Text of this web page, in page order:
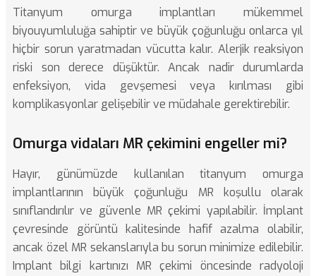
Titanyum omurga implantları mükemmel
biyouyumluluğa sahiptir ve büyük çoğunluğu onlarca yıl
hiçbir sorun yaratmadan vücutta kalır. Alerjik reaksiyon
riski son derece düşüktür. Ancak nadir durumlarda
enfeksiyon, vida gevşemesi veya kırılması gibi
komplikasyonlar gelişebilir ve müdahale gerektirebilir.
Omurga vidaları MR çekimini engeller mi?
Hayır, günümüzde kullanılan titanyum omurga
implantlarının büyük çoğunluğu MR koşullu olarak
sınıflandırılır ve güvenle MR çekimi yapılabilir. İmplant
çevresinde görüntü kalitesinde hafif azalma olabilir,
ancak özel MR sekanslarıyla bu sorun minimize edilebilir.
Implant bilgi kartınızı MR çekimi öncesinde radyoloji